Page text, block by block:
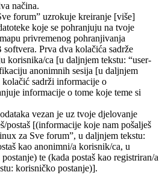
načina.
forum” uzrokuje kreiranje [više]
koje se pohranjuju na tvoje
privremenog pohranjivanja
Prva dva kolačića sadrže
korisnika/ca [u daljnjem tekstu: “user-
anonimnih sesija [u daljnjem
kolačić sadrži informacije o
informacije o tome koje teme si
vezan je uz tvoje djelovanje
postaš [(informacije koje nam pošalješ
za Sve forum”, u daljnjem tekstu:
kao anonimni/a korisnik/ca, u
te (kada postaš kao registriran/a
korisničko postanje)].